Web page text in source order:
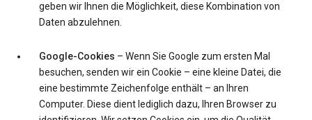
geben wir Ihnen die Möglichkeit, diese Kombination von
Daten abzulehnen.
Google-Cookies – Wenn Sie Google zum ersten Mal
besuchen, senden wir ein Cookie – eine kleine Datei, die
eine bestimmte Zeichenfolge enthält – an Ihren
Computer. Diese dient lediglich dazu, Ihren Browser zu